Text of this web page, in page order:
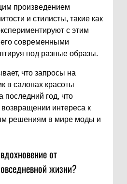
произведением
и стилисты, такие как
с этим
современными
под разные образы.
что запросы на
в салонах красоты
последний год, что
возвращении интереса к
решениям в мире моды и
от
жизни?